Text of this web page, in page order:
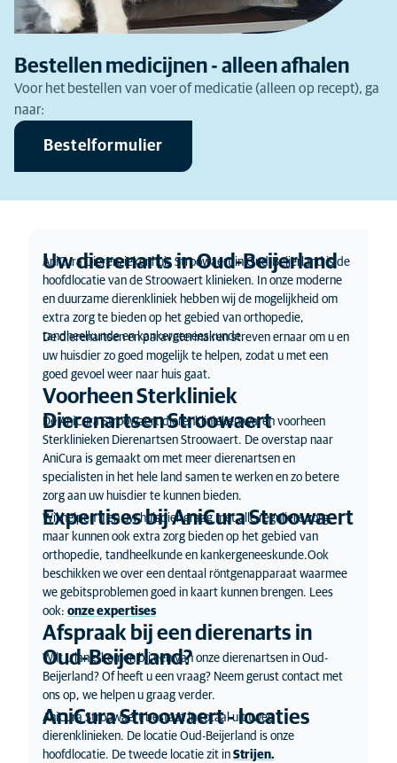
Bestellen medicijnen - alleen afhalen
Voor het bestellen van voer of medicatie (alleen op recept), ga
naar:
Bestelformulier
Uw dierenarts in Oud-Beijerland
AniCura Dierenziekenhuis Stroowaert in Oud-Beijerland is de
hoofdlocatie van de Stroowaert klinieken. In onze moderne
en duurzame dierenkliniek hebben wij de mogelijkheid om
extra zorg te bieden op het gebied van orthopedie,
tandheelkunde en kankergeneeskunde.
De dierenartsen en paraveterinairen streven ernaar om u en
uw huisdier zo goed mogelijk te helpen, zodat u met een
goed gevoel weer naar huis gaat.
Voorheen Sterkliniek
Dierenartsen Stroowaert
De AniCura Stroowaert dierenklinieken waren voorheen
Sterklinieken Dierenartsen Stroowaert. De overstap naar
AniCura is gemaakt om met meer dierenartsen en
specialisten in het hele land samen te werken en zo betere
zorg aan uw huisdier te kunnen bieden.
Expertises bij AniCura Stroowaert
Wij helpen u en uw huisdier graag met alle reguliere zorg,
maar kunnen ook extra zorg bieden op het gebied van
orthopedie, tandheelkunde en kankergeneeskunde.Ook
beschikken we over een dentaal röntgenapparaat waarmee
we gebitsproblemen goed in kaart kunnen brengen. Lees
ook: onze expertises
Afspraak bij een dierenarts in
Oud-Beijerland?
Wilt u langskomen bij een van onze dierenartsen in Oud-
Beijerland? Of heeft u een vraag? Neem gerust contact met
ons op, we helpen u graag verder.
AniCura Stroowaert - locaties
AniCura Stroowaert bestaat in totaal uit twee
dierenklinieken. De locatie Oud-Beijerland is onze
hoofdlocatie. De tweede locatie zit in Strijen.